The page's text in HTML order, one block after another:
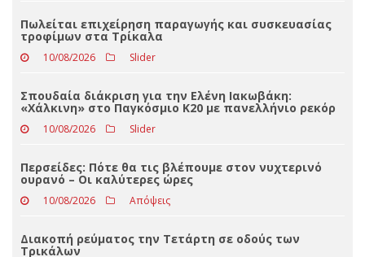
Οι πολιτιστικοί σύλλογοι δεν είναι επιτροπές
πανηγυριών
10/08/2026 Τοπικά - Θεσσαλικά
Πωλείται επιχείρηση παραγωγής και συσκευασίας
τροφίμων στα Τρίκαλα
10/08/2026 Slider
Σπουδαία διάκριση για την Ελένη Ιακωβάκη:
«Χάλκινη» στο Παγκόσμιο Κ20 με πανελλήνιο ρεκόρ
10/08/2026 Slider
Περσείδες: Πότε θα τις βλέπουμε στον νυχτερινό
ουρανό – Οι καλύτερες ώρες